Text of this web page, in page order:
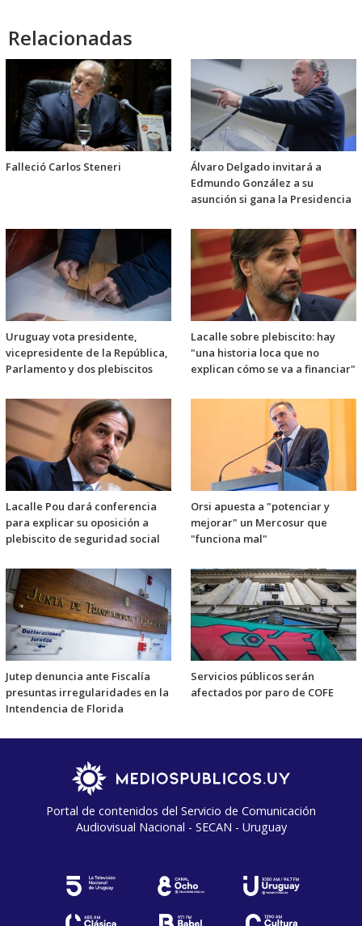
Relacionadas
Falleció Carlos Steneri
Álvaro Delgado invitará a
Edmundo González a su
asunción si gana la Presidencia
Uruguay vota presidente,
vicepresidente de la República,
Parlamento y dos plebiscitos
Lacalle sobre plebiscito: hay
"una historia loca que no
explican cómo se va a financiar"
Lacalle Pou dará conferencia
para explicar su oposición a
plebiscito de seguridad social
Orsi apuesta a "potenciar y
mejorar" un Mercosur que
"funciona mal"
Jutep denuncia ante Fiscalía
presuntas irregularidades en la
Intendencia de Florida
Servicios públicos serán
afectados por paro de COFE
Portal de contenidos del Servicio de Comunicación
Audiovisual Nacional - SECAN - Uruguay